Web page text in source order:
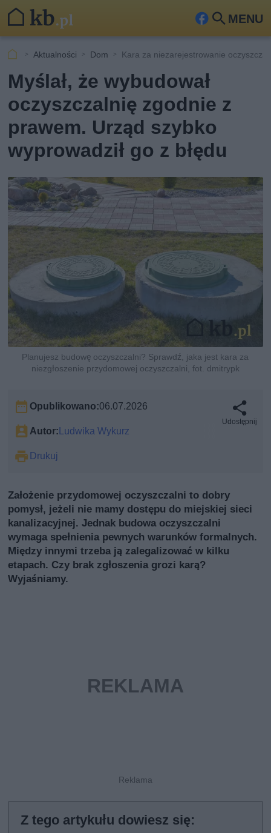
MENU
Fa
ook
Szu
kaj
Aktualności Dom Kara za niezarejestrowanie
Myślał, że wybudował
oczyszczalnię zgodnie z
prawem. Urząd szybko
wyprowadził go z błędu
Planujesz budowę oczyszczalni? Sprawdź, jaka jest kara za
niezgłoszenie przydomowej oczyszczalni, fot. dmitrypk
Opublikowano:06.07.2026
Autor:Ludwika Wykurz
Drukuj
Udostępnij
Założenie przydomowej oczyszczalni to dobry
pomysł, jeżeli nie mamy dostępu do miejskiej sieci
kanalizacyjnej. Jednak budowa oczyszczalni
wymaga spełnienia pewnych warunków formalnych.
Między innymi trzeba ją zalegalizować w kilku
etapach. Czy brak zgłoszenia grozi karą?
Wyjaśniamy.